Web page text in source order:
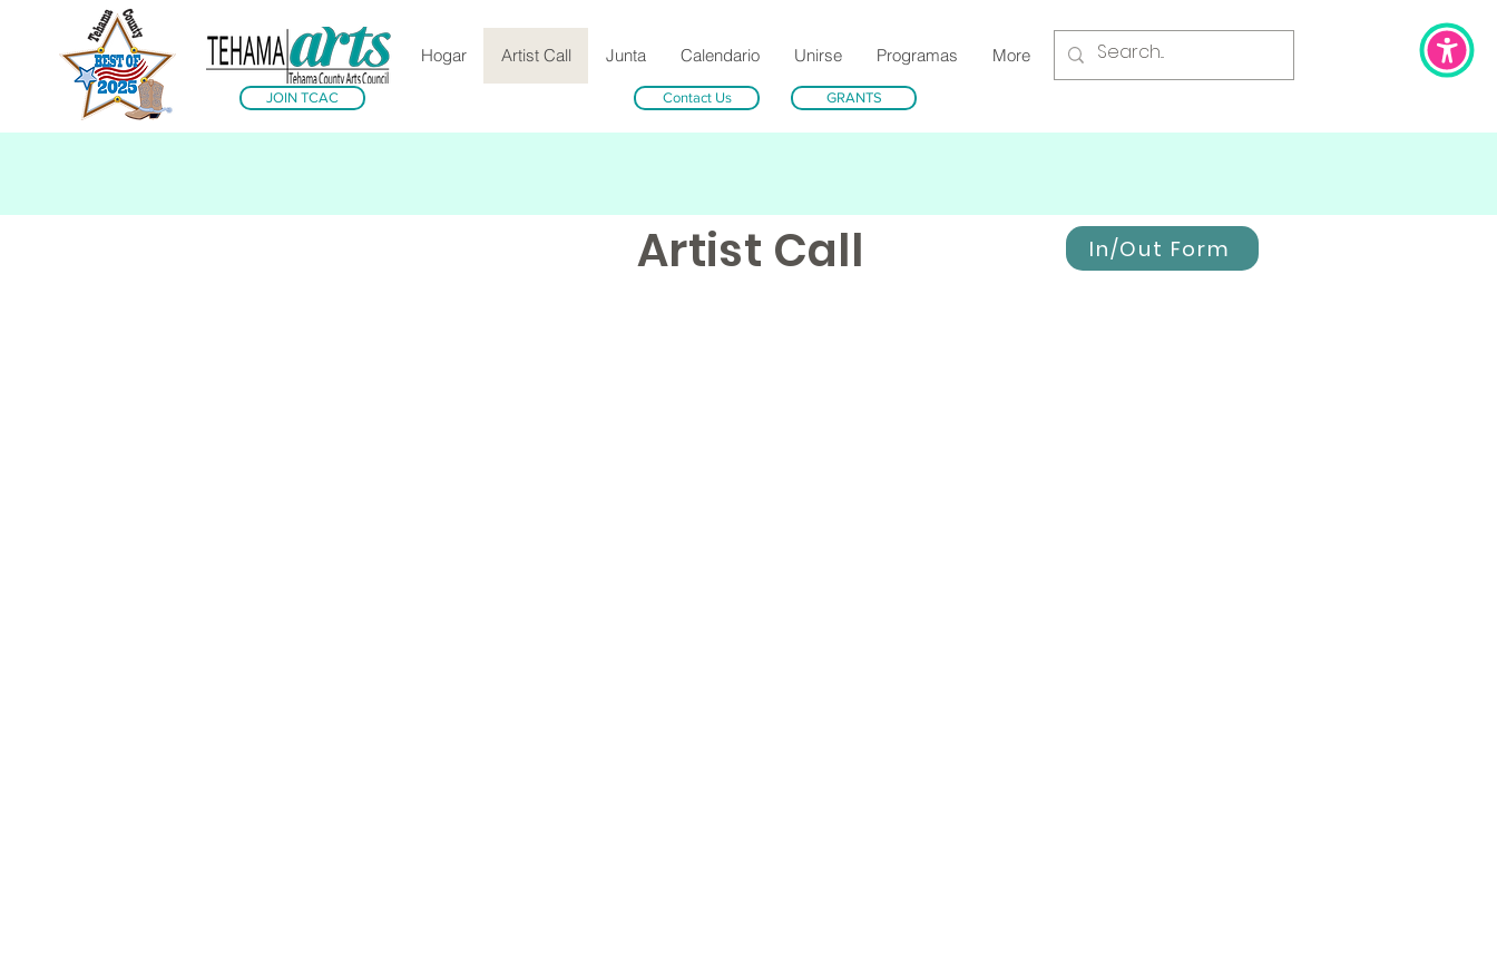
JOIN TCAC
Hogar Artist Call Junta Calendario Unirse Programas More
Contact Us GRANTS
Artist Call In/Out Form